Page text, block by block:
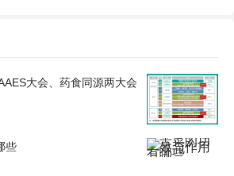
大会、药食同源两大会
些